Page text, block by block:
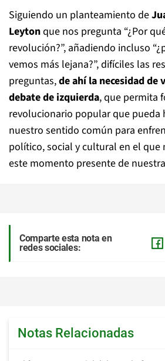
Siguiendo un planteamiento de
Leytonque nos pregunta “¿Por
revolución?”, añadiendo incluso
vemos más lejana?”, difíciles las
preguntas,de ahí la necesidad de
debate de izquierda, que permita
revolucionario popular que pueda
nuestro sentido común para
político, social y cultural en el que
este momento presente de
Comparte esta nota en
redes sociales:
Notas Relacionadas